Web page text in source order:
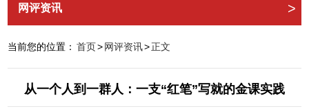
网评资讯 >
当前您的位置： 首页>网评资讯>正文
从一个人到一群人：一支“红笔”写就的金课实践